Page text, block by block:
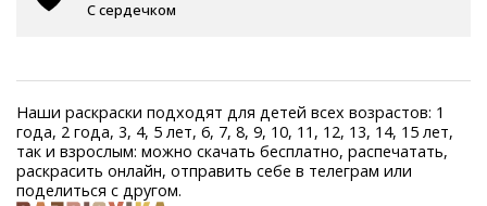
С сердечком
Наши раскраски подходят для детей всех возрастов: 1
года, 2 года, 3, 4, 5 лет, 6, 7, 8, 9, 10, 11, 12, 13, 14, 15 лет,
так и взрослым: можно скачать бесплатно, распечатать,
раскрасить онлайн, отправить себе в телеграм или
поделиться с другом.